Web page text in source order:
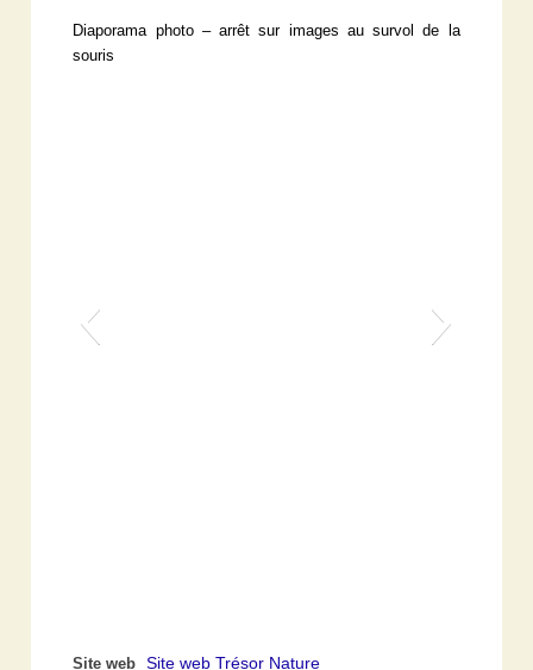
Diaporama photo – arrêt sur images au survol de la
souris
Site web Site web Trésor Nature